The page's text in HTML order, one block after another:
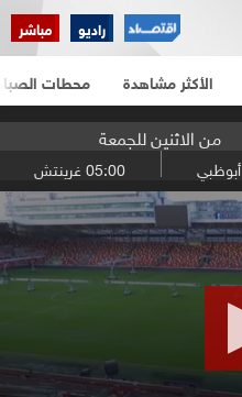
راديو مباشر
الأكثر مشاهدة محطات
من الاثنين للجمعة
أبوظبي 05:00 غرينتش
0
seconds
of
17
minutes,